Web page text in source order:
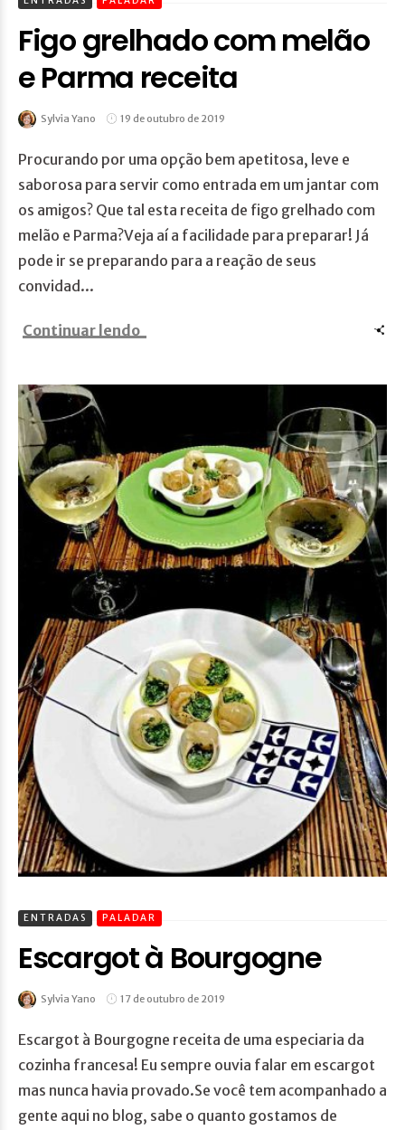
Figo grelhado com melão
e Parma receita
Sylvia Yano 19 de outubro de 2019
Procurando por uma opção bem apetitosa, leve e
saborosa para servir como entrada em um jantar com
os amigos? Que tal esta receita de figo grelhado com
melão e Parma?Veja aí a facilidade para preparar! Já
pode ir se preparando para a reação de seus
convidad...
Continuar lendo
ENTRADAS PALADAR
Escargot à Bourgogne
Sylvia Yano 17 de outubro de 2019
Escargot à Bourgogne receita de uma especiaria da
cozinha francesa! Eu sempre ouvia falar em escargot
mas nunca havia provado.Se você tem acompanhado a
gente aqui no blog, sabe o quanto gostamos de